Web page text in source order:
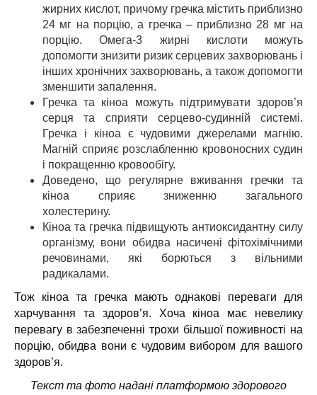
жирних кислот, причому гречка містить приблизно
24 мг на порцію, а гречка – приблизно 28 мг на
порцію. Омега-3 жирні кислоти можуть
допомогти знизити ризик серцевих захворювань і
інших хронічних захворювань, а також допомогти
зменшити запалення.
Гречка та кіноа можуть підтримувати здоров’я
серця та сприяти серцево-судинній системі.
Гречка і кіноа є чудовими джерелами магнію.
Магній сприяє розслабленню кровоносних судин
і покращенню кровообігу.
Доведено, що регулярне вживання гречки та
кіноа сприяє зниженню загального
холестерину.
Кіноа та гречка підвищують антиоксидантну силу
організму, вони обидва насичені фітохімічними
речовинами, які борються з вільними
радикалами.
Тож кіноа та гречка мають однакові переваги для
харчування та здоров’я. Хоча кіноа має невелику
перевагу в забезпеченні трохи більшої поживності на
порцію, обидва вони є чудовим вибором для вашого
здоров’я.
Текст та фото надані платформою здорового